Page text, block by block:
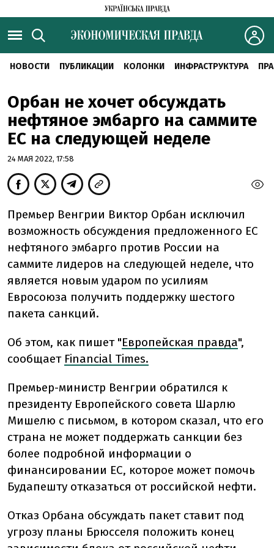
НОВОСТИ ПУБЛИКАЦИИ КОЛОНКИ ИНФРАСТРУКТУРА
Орбан не хочет обсуждать
нефтяное эмбарго на саммите
ЕС на следующей неделе
24 МАЯ 2022, 17:58
Премьер Венгрии Виктор Орбан исключил
возможность обсуждения предложенного ЕС
нефтяного эмбарго против России на
саммите лидеров на следующей неделе, что
является новым ударом по усилиям
Евросоюза получить поддержку шестого
пакета санкций.
Об этом, как пишет "Европейская правда",
сообщает Financial Times.
Премьер-министр Венгрии обратился к
президенту Европейского совета Шарлю
Мишелю с письмом, в котором сказал, что его
страна не может поддержать санкции без
более подробной информации о
финансировании ЕС, которое может помочь
Будапешту отказаться от российской нефти.
Отказ Орбана обсуждать пакет ставит под
угрозу планы Брюсселя положить конец